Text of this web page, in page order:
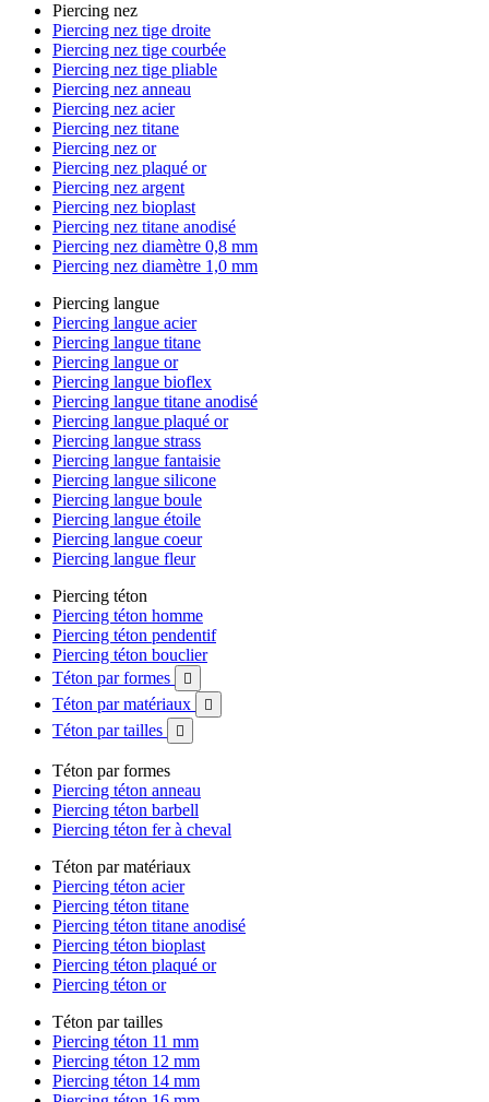
Piercing nez
Piercing nez tige droite
Piercing nez tige courbée
Piercing nez tige pliable
Piercing nez anneau
Piercing nez acier
Piercing nez titane
Piercing nez or
Piercing nez plaqué or
Piercing nez argent
Piercing nez bioplast
Piercing nez titane anodisé
Piercing nez diamètre 0,8 mm
Piercing nez diamètre 1,0 mm
Piercing langue
Piercing langue acier
Piercing langue titane
Piercing langue or
Piercing langue bioflex
Piercing langue titane anodisé
Piercing langue plaqué or
Piercing langue strass
Piercing langue fantaisie
Piercing langue silicone
Piercing langue boule
Piercing langue étoile
Piercing langue coeur
Piercing langue fleur
Piercing téton
Piercing téton homme
Piercing téton pendentif
Piercing téton bouclier
Téton par formes

Téton par matériaux 
Téton par tailles 
Téton par formes
Piercing téton anneau
Piercing téton barbell
Piercing téton fer à cheval
Téton par matériaux
Piercing téton acier
Piercing téton titane
Piercing téton titane anodisé
Piercing téton bioplast
Piercing téton plaqué or
Piercing téton or
Téton par tailles
Piercing téton 11 mm
Piercing téton 12 mm
Piercing téton 14 mm